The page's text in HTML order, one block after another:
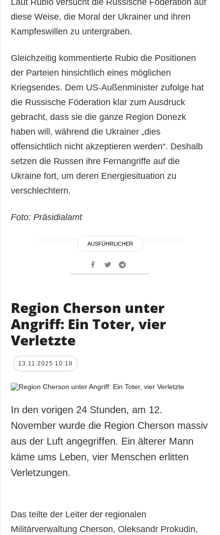
Laut Rubio versucht die Russische Föderation auf
diese Weise, die Moral der Ukrainer und ihren
Kampfeswillen zu untergraben.
Gleichzeitig kommentierte Rubio die Positionen
der Parteien hinsichtlich eines möglichen
Kriegsendes. Dem US-Außenminister zufolge hat
die Russische Föderation klar zum Ausdruck
gebracht, dass sie die ganze Region Donezk
haben will, während die Ukrainer „dies
offensichtlich nicht akzeptieren werden“. Deshalb
setzen die Russen ihre Fernangriffe auf die
Ukraine fort, um deren Energiesituation zu
verschlechtern.
Foto: Präsidialamt
AUSFÜHRLICHER
Region Cherson unter
Angriff: Ein Toter, vier
Verletzte
13.11.2025 10:18
In den vorigen 24 Stunden, am 12.
November wurde die Region Cherson massiv
aus der Luft angegriffen. Ein älterer Mann
käme ums Leben, vier Menschen erlitten
Verletzungen.
Das teilte der Leiter der regionalen
Militärverwaltung Cherson, Oleksandr Prokudin,